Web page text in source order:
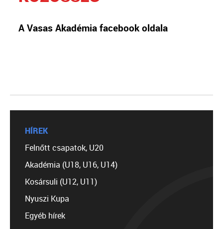
A Vasas Akadémia facebook oldala
HÍREK
Felnőtt csapatok, U20
Akadémia (U18, U16, U14)
Kosársuli (U12, U11)
Nyuszi Kupa
Egyéb hírek